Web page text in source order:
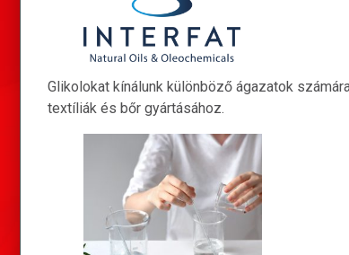
Glikolokat kínálunk különböző ágazatok
textíliák és bőr gyártásához.